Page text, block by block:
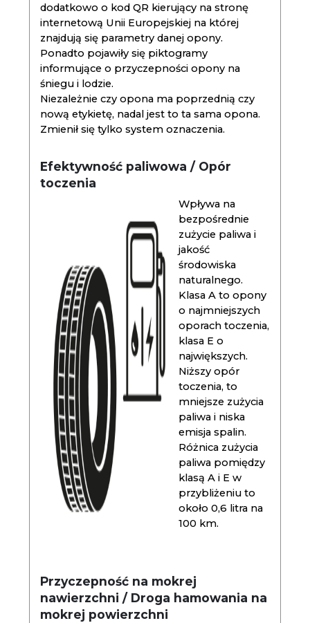
dodatkowo o kod QR kierujący na stronę
internetową Unii Europejskiej na której
znajdują się parametry danej opony.
Ponadto pojawiły się piktogramy
informujące o przyczepności opony na
śniegu i lodzie.
Niezależnie czy opona ma poprzednią czy
nową etykietę, nadal jest to ta sama opona.
Zmienił się tylko system oznaczenia.
Efektywność paliwowa / Opór
toczenia
Wpływa na
bezpośrednie
zużycie paliwa i
jakość
środowiska
naturalnego.
Klasa A to opony
o najmniejszych
oporach toczenia,
klasa E o
największych.
Niższy opór
toczenia, to
mniejsze zużycia
paliwa i niska
emisja spalin.
Różnica zużycia
paliwa pomiędzy
klasą A i E w
przybliżeniu to
około 0,6 litra na
100 km.
Przyczepność na mokrej
nawierzchni / Droga hamowania na
mokrej powierzchni